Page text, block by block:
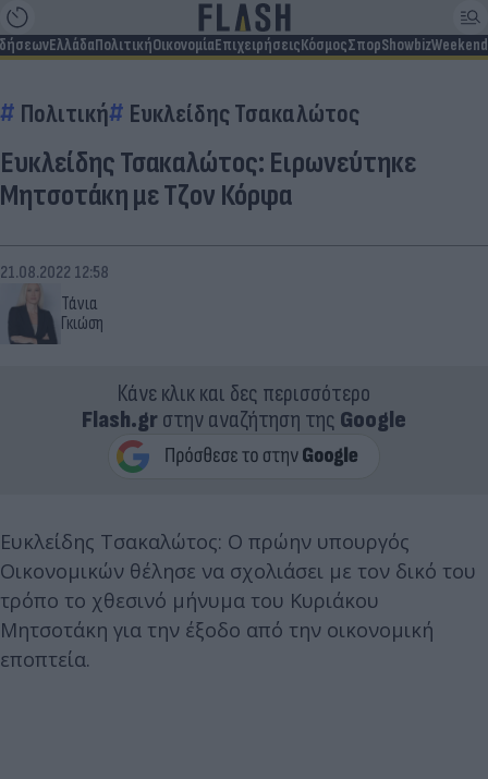
ΕλλάδαΠολιτικήΟικονομίαΕπιχειρήσειςΚόσμοςΣπορShowbizWeekend
Πολιτική Ευκλείδης Τσακαλώτος
Ευκλείδης Τσακαλώτος: Ειρωνεύτηκε
Μητσοτάκη με Τζον Κόρφα
Τάνια
Γκιώση
21.08.2022 12:58
Κάνε κλικ και δες περισσότερο
Flash.grστην αναζήτηση της Google
Ευκλείδης Τσακαλώτος: Ο πρώην υπουργός
Οικονομικών θέλησε να σχολιάσει με τον δικό του
τρόπο το χθεσινό μήνυμα του Κυριάκου
Μητσοτάκη για την έξοδο από την οικονομική
εποπτεία.